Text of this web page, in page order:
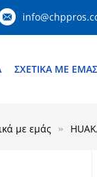
ΣΧΕΤΙΚΆ ΜΕ ΕΜΆΣ
με εμάς